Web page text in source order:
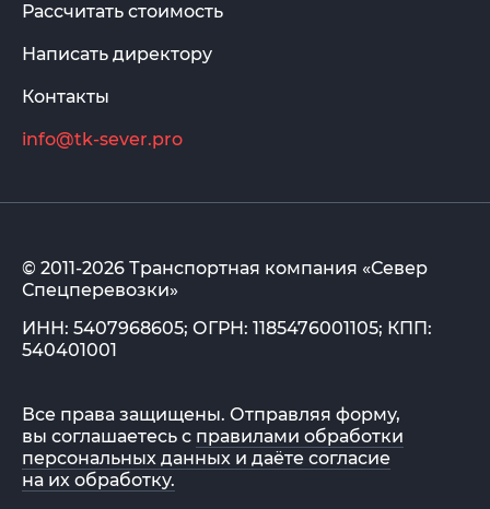
Рассчитать стоимость
Написать директору
Контакты
info@tk-sever.pro
© 2011-2026 Транспортная компания «Север
Спецперевозки»
ИНН: 5407968605; ОГРН: 1185476001105; КПП:
540401001
Все права защищены. Отправляя форму,
вы соглашаетесь с правилами обработки
персональных данных и даёте согласие
на их обработку.